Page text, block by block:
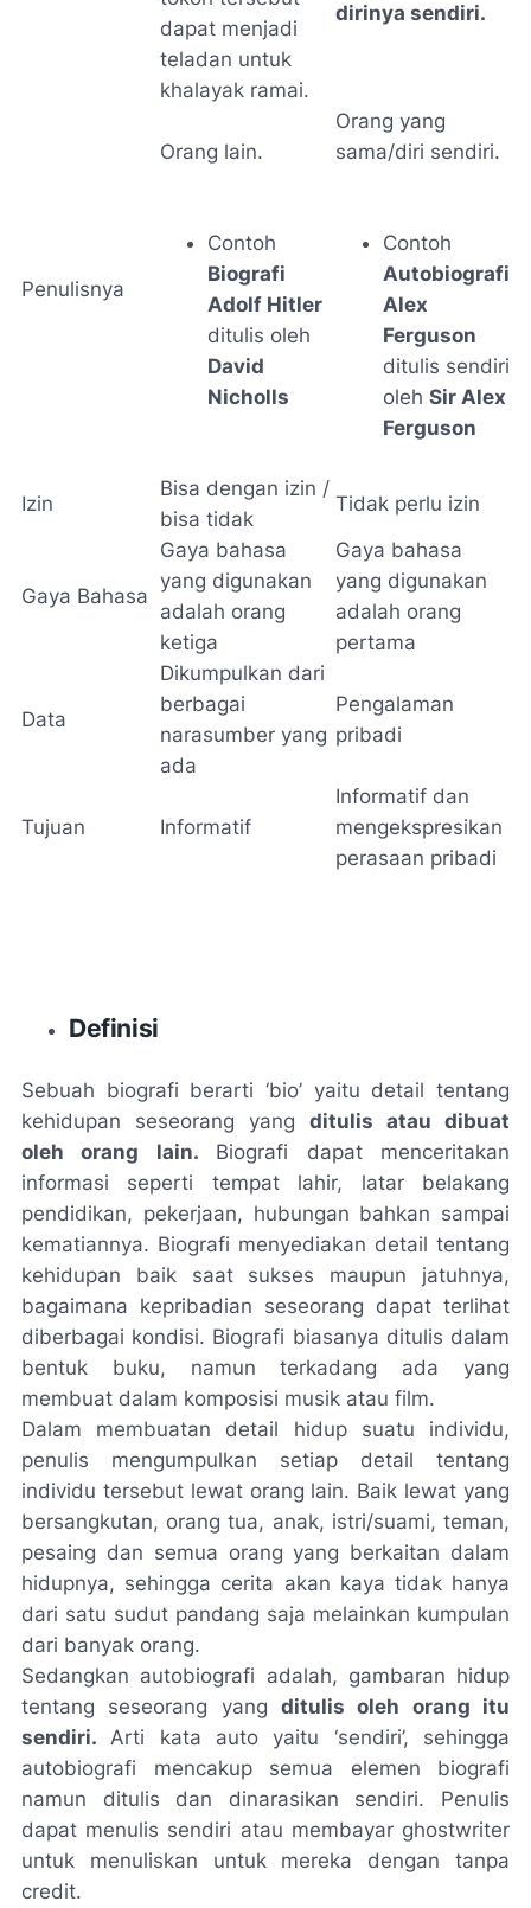
dapat menjadi
teladan untuk
khalayak ramai.
dirinya sendiri.
Penulisnya
Orang lain.
Contoh
Biografi
Adolf Hitler
ditulis oleh
David
Nicholls
Orang yang
sama/diri sendiri.
Contoh
Autobiografi
Alex
Ferguson
ditulis sendiri
oleh Sir Alex
Ferguson
Izin
Bisa dengan izin /
bisa tidak
Tidak perlu izin
Gaya Bahasa
Gaya bahasa
yang digunakan
adalah orang
ketiga
Gaya bahasa
yang digunakan
adalah orang
pertama
Data
Dikumpulkan dari
berbagai
narasumber yang
ada
Pengalaman
pribadi
Tujuan Informatif
Informatif dan
mengekspresikan
perasaan pribadi
Definisi
Sebuah biografi berarti ‘bio’ yaitu detail tentang
kehidupan seseorang yang ditulis atau dibuat
oleh orang lain. Biografi dapat menceritakan
informasi seperti tempat lahir, latar belakang
pendidikan, pekerjaan, hubungan bahkan sampai
kematiannya. Biografi menyediakan detail tentang
kehidupan baik saat sukses maupun jatuhnya,
bagaimana kepribadian seseorang dapat terlihat
diberbagai kondisi. Biografi biasanya ditulis dalam
bentuk buku, namun terkadang ada yang
membuat dalam komposisi musik atau film.
Dalam membuatan detail hidup suatu individu,
penulis mengumpulkan setiap detail tentang
individu tersebut lewat orang lain. Baik lewat yang
bersangkutan, orang tua, anak, istri/suami, teman,
pesaing dan semua orang yang berkaitan dalam
hidupnya, sehingga cerita akan kaya tidak hanya
dari satu sudut pandang saja melainkan kumpulan
dari banyak orang.
Sedangkan autobiografi adalah, gambaran hidup
tentang seseorang yang ditulis oleh orang itu
sendiri.Arti kata auto yaitu ‘sendiri’, sehingga
autobiografi mencakup semua elemen biografi
namun ditulis dan dinarasikan sendiri. Penulis
dapat menulis sendiri atau membayar ghostwriter
untuk menuliskan untuk mereka dengan tanpa
credit.